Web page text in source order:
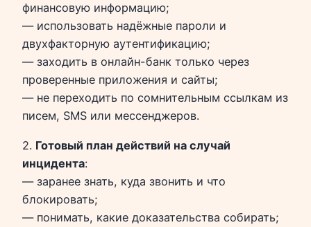
финансовую информацию;
— использовать надёжные пароли и
двухфакторную аутентификацию;
— заходить в онлайн-банк только через
проверенные приложения и сайты;
— не переходить по сомнительным ссылкам из
писем, SMS или мессенджеров.
2. Готовый план действий на случай
инцидента:
— заранее знать, куда звонить и что
блокировать;
— понимать, какие доказательства собирать;